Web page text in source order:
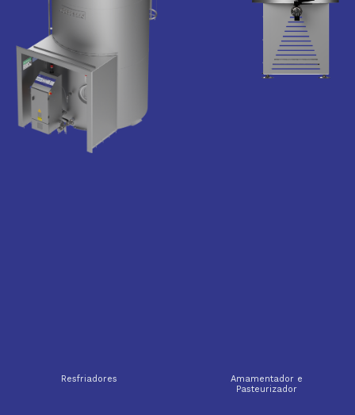
Resfriadores
Amamentador e
Pasteurizador